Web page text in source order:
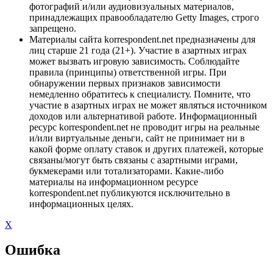
фотографий и/или аудиовизуальных материалов,
принадлежащих правообладателю Getty Images, строго
запрещено.
Материалы сайта korrespondent.net предназначены для
лиц старше 21 года (21+). Участие в азартных играх
может вызвать игровую зависимость. Соблюдайте
правила (принципы) ответственной игры. При
обнаружении первых признаков зависимости
немедленно обратитесь к специалисту. Помните, что
участие в азартных играх не может являться источником
доходов или альтернативой работе. Информационный
ресурс korrespondent.net не проводит игры на реальные
и/или виртуальные деньги, сайт не принимает ни в
какой форме оплату ставок и других платежей, которые
связаны/могут быть связаны с азартными играми,
букмекерами или тотализаторами. Какие-либо
материалы на информационном ресурсе
korrespondent.net публикуются исключительно в
информационных целях.
X
Ошибка